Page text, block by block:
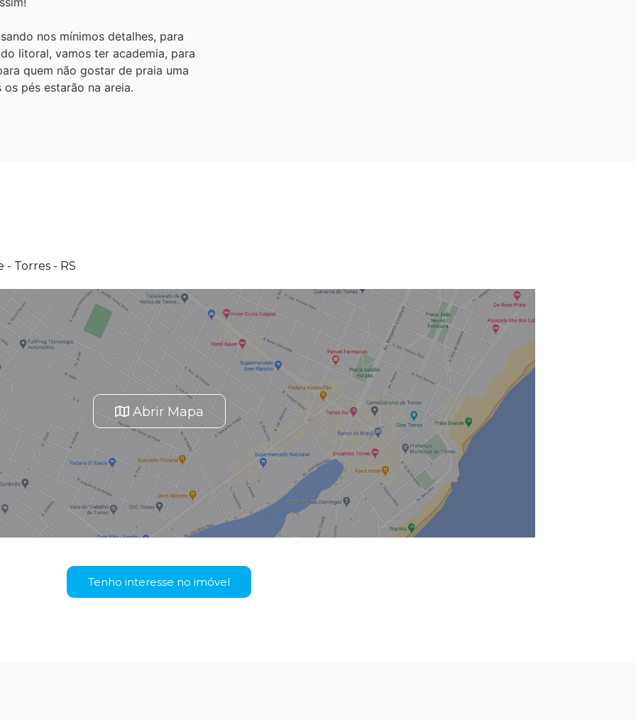
nos mínimos detalhes, para
litoral, vamos ter academia, para
quem não gostar de praia uma
pés estarão na areia.
- Torres - RS
Abrir Mapa
Tenho interesse no imóvel